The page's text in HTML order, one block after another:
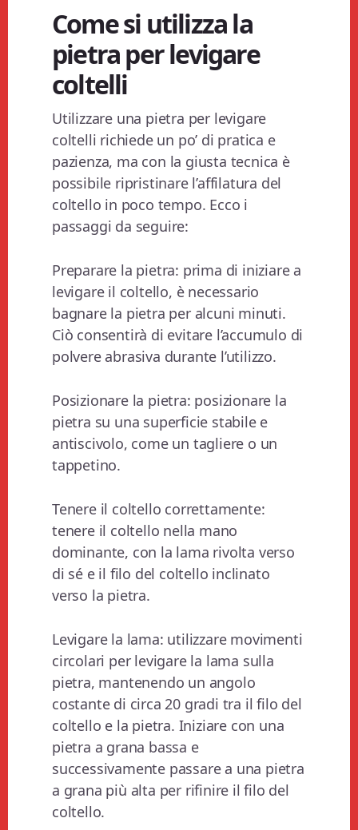
Come si utilizza la
pietra per levigare
coltelli
Utilizzare una pietra per levigare
coltelli richiede un po’ di pratica e
pazienza, ma con la giusta tecnica è
possibile ripristinare l’affilatura del
coltello in poco tempo. Ecco i
passaggi da seguire:
Preparare la pietra: prima di iniziare a
levigare il coltello, è necessario
bagnare la pietra per alcuni minuti.
Ciò consentirà di evitare l’accumulo di
polvere abrasiva durante l’utilizzo.
Posizionare la pietra: posizionare la
pietra su una superficie stabile e
antiscivolo, come un tagliere o un
tappetino.
Tenere il coltello correttamente:
tenere il coltello nella mano
dominante, con la lama rivolta verso
di sé e il filo del coltello inclinato
verso la pietra.
Levigare la lama: utilizzare movimenti
circolari per levigare la lama sulla
pietra, mantenendo un angolo
costante di circa 20 gradi tra il filo del
coltello e la pietra. Iniziare con una
pietra a grana bassa e
successivamente passare a una pietra
a grana più alta per rifinire il filo del
coltello.